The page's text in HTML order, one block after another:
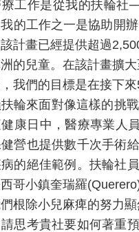
工作是從我的扶輪社
的工作之一是協助開
計畫已經提供超過
的兒童。在該計畫擴
我們的目標是在接下
輪來面對像這樣的挑
康日中，醫療專業人
營也提供數千次手術
的絕佳範例。扶輪社
哥小鎮奎瑞羅
根除小兒麻痺的努力
思考貴社要如何著重